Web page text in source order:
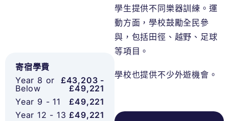
寄宿學費
Year 8 or
Below
£43,203 -
£49,221
Year 9 - 11
£49,221
Year 12 - 13 £49,221
學生提供不同樂器訓練。運
動方面，學校鼓勵全民參
與，包括田徑、越野、足球
等項目。
學校也提供不少外遊機會。